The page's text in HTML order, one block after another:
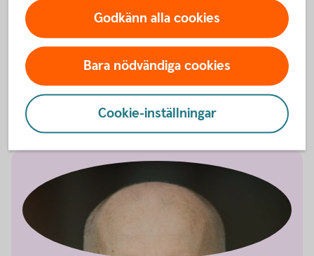
verkligheten.
Tjäna pengar på dina pengar
Har du ett stabilt överskott på företagskontot – se till
att placera dem så att pengarna kan växa och hjälpa
dig att trygga ekonomin i företaget.
Godkänn alla cookies
Bara nödvändiga cookies
Cookie-inställningar